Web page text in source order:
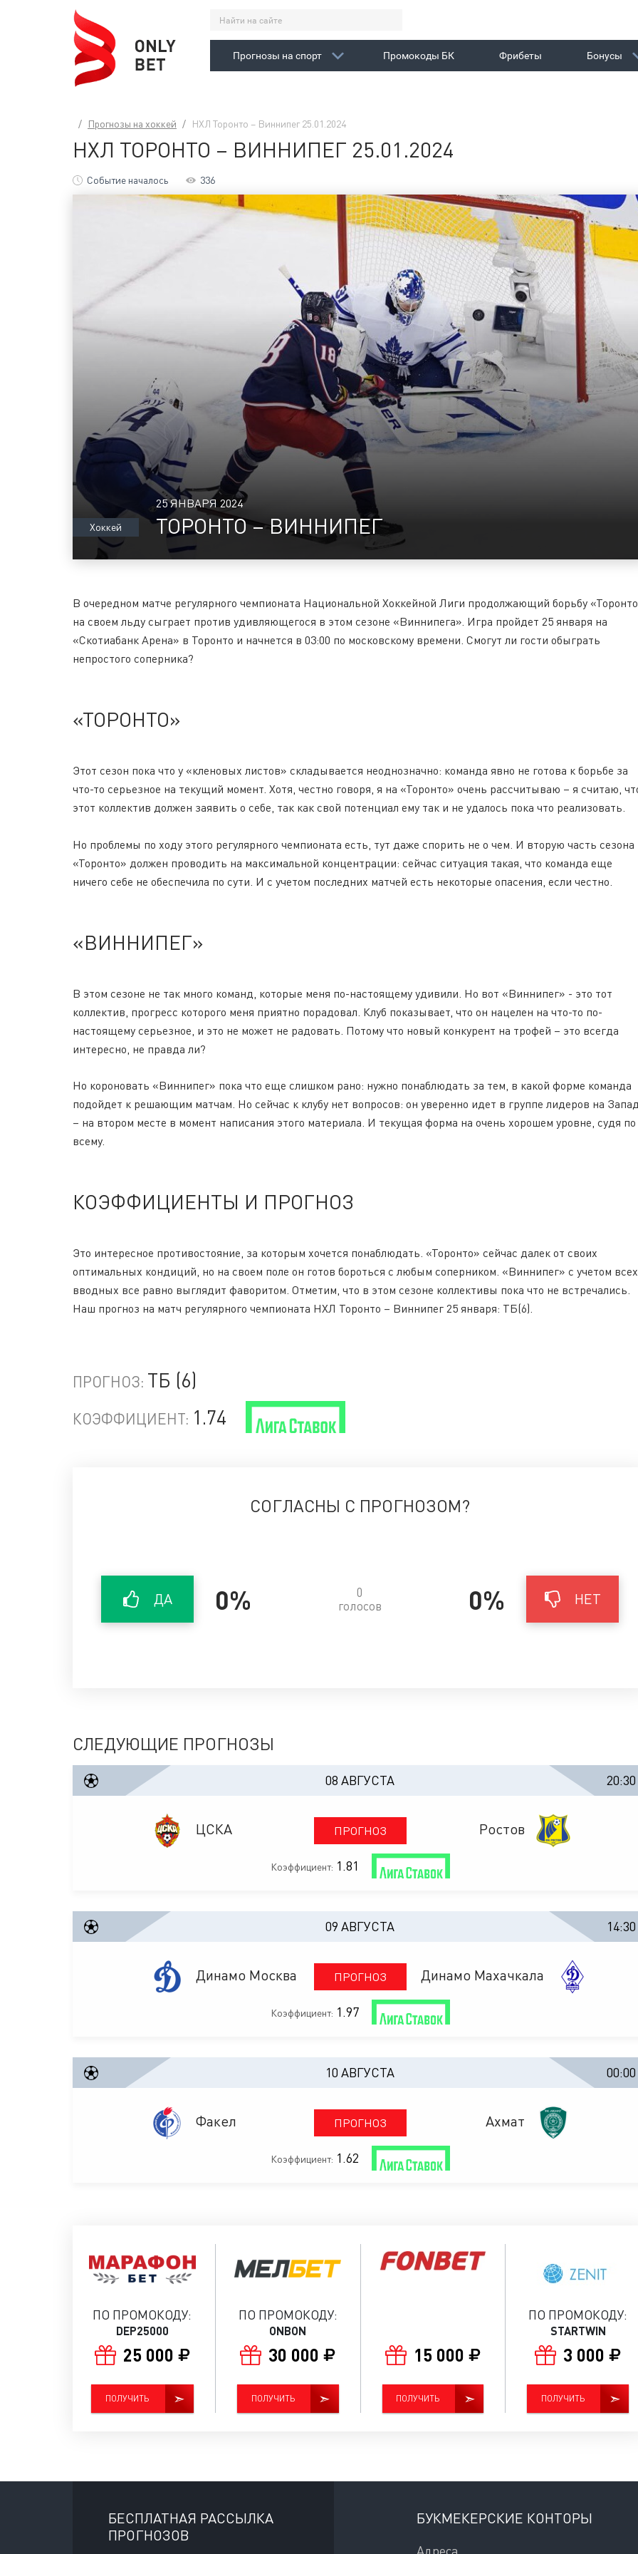
Прогнозы на спорт Промокоды БК Фрибеты Бонусы
Прогнозы на хоккей НХЛ Торонто – Виннипег 25.01.2024
НХЛ ТОРОНТО – ВИННИПЕГ 25.01.2024
Событие началось 336
Хоккей
25 ЯНВАРЯ 2024
ТОРОНТО – ВИННИПЕГ
В очередном матче регулярного чемпионата Национальной Хоккейной Лиги продолжающий борьбу
на своем льду сыграет против удивляющегося в этом сезоне «Виннипега». Игра пройдет 25 января на
«Скотиабанк Арена» в Торонто и начнется в 03:00 по московскому времени. Смогут ли гости обыграть
непростого соперника?
«ТОРОНТО»
Этот сезон пока что у «кленовых листов» складывается неоднозначно: команда явно не готова к борьбе за
что-то серьезное на текущий момент. Хотя, честно говоря, я на «Торонто» очень рассчитываю – я считаю,
этот коллектив должен заявить о себе, так как свой потенциал ему так и не удалось пока что реализовать.
Но проблемы по ходу этого регулярного чемпионата есть, тут даже спорить не о чем. И вторую часть сезона
«Торонто» должен проводить на максимальной концентрации: сейчас ситуация такая, что команда еще
ничего себе не обеспечила по сути. И с учетом последних матчей есть некоторые опасения, если честно.
«ВИННИПЕГ»
В этом сезоне не так много команд, которые меня по-настоящему удивили. Но вот «Виннипег» - это тот
коллектив, прогресс которого меня приятно порадовал. Клуб показывает, что он нацелен на что-то по-
настоящему серьезное, и это не может не радовать. Потому что новый конкурент на трофей – это всегда
интересно, не правда ли?
Но короновать «Виннипег» пока что еще слишком рано: нужно понаблюдать за тем, в какой форме команда
подойдет к решающим матчам. Но сейчас к клубу нет вопросов: он уверенно идет в группе лидеров на
– на втором месте в момент написания этого материала. И текущая форма на очень хорошем уровне, судя по
всему.
КОЭФФИЦИЕНТЫ И ПРОГНОЗ
Это интересное противостояние, за которым хочется понаблюдать. «Торонто» сейчас далек от своих
оптимальных кондиций, но на своем поле он готов бороться с любым соперником. «Виннипег» с учетом всех
вводных все равно выглядит фаворитом. Отметим, что в этом сезоне коллективы пока что не встречались.
Наш прогноз на матч регулярного чемпионата НХЛ Торонто – Виннипег 25 января: ТБ(6).
ПРОГНОЗ: ТБ (6)
КОЭФФИЦИЕНТ: 1.74
СОГЛАСНЫ С ПРОГНОЗОМ?
ДА 0%
0
голосов
0% НЕТ
СЛЕДУЮЩИЕ ПРОГНОЗЫ
08 АВГУСТА 20:30
ЦСКА ПРОГНОЗ Ростов
Коэффициент: 1.81
09 АВГУСТА 14:30
Динамо Москва ПРОГНОЗ Динамо Махачкала
Коэффициент: 1.97
10 АВГУСТА 00:00
Факел ПРОГНОЗ Ахмат
Коэффициент: 1.62
ПО ПРОМОКОДУ:
DEP25000
25 000
ПОЛУЧИТЬ
ПО ПРОМОКОДУ:
ONBON
30 000
ПОЛУЧИТЬ
15 000
ПОЛУЧИТЬ
ПО ПРОМОКОДУ:
STARTWIN
3 000
ПОЛУЧИТЬ
БЕСПЛАТНАЯ РАССЫЛКА
ПРОГНОЗОВ
БУКМЕКЕРСКИЕ КОНТОРЫ
Адреса